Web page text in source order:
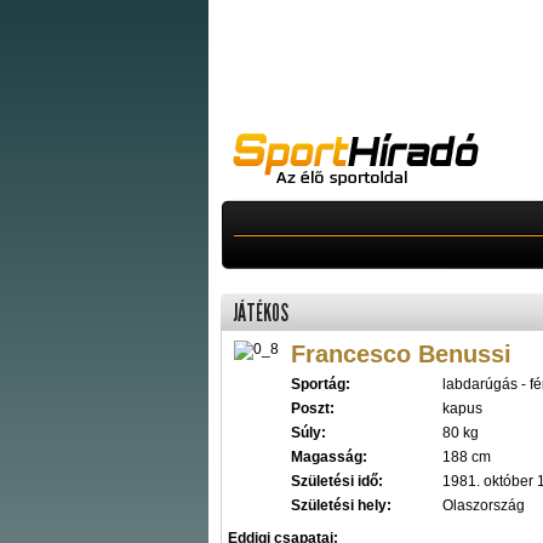
JÁTÉKOS
Francesco Benussi
Sportág:
labdarúgás -
Poszt:
kapus
Súly:
80 kg
Magasság:
188 cm
Születési idő:
1981. október
Születési hely:
Olaszország
Eddigi csapatai: